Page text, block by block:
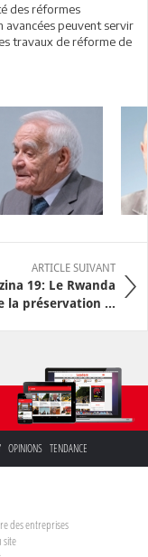
des réformes
avancées peuvent servir
travaux de réforme de
ARTICLE SUIVANT
19: Le Rwanda
la préservation ...
OPINIONS TENDANCE
des entreprises
site